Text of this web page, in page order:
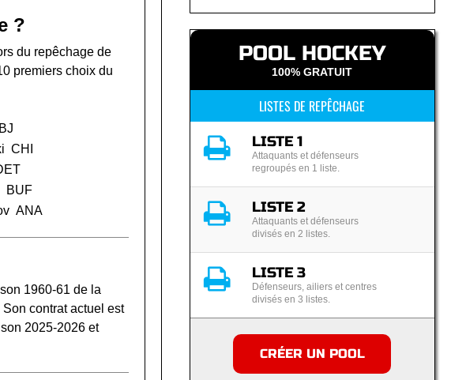
?
du repêchage de
premiers choix du
CHI
BUF
ANA
1960-61 de la
contrat actuel est
2025-2026 et
POOL HOCKEY
100% GRATUIT
LISTES DE REPÊCHAGE
LISTE 1
Attaquants et défenseurs
regroupés en 1 liste.
LISTE 2
Attaquants et défenseurs
divisés en 2 listes.
LISTE 3
Défenseurs, ailiers et centres
divisés en 3 listes.
CRÉER UN POOL